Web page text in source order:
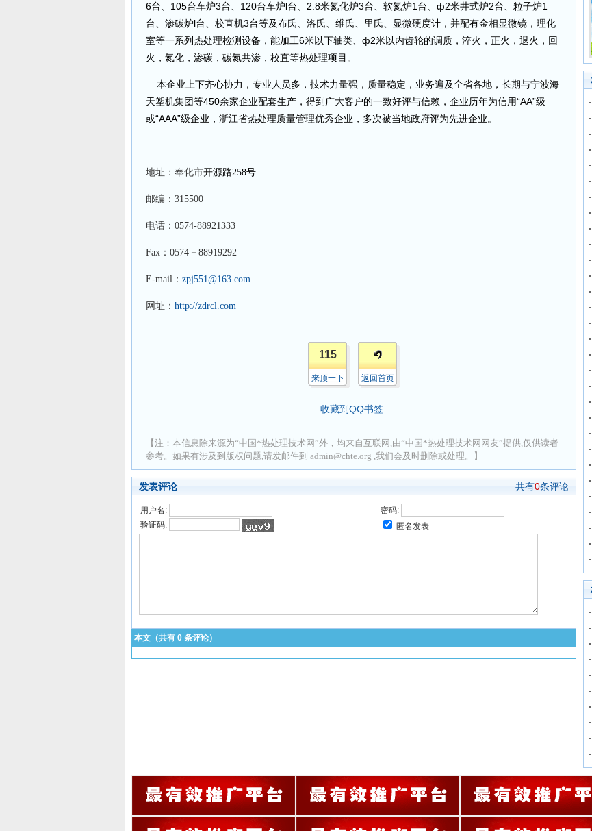
6台、105台车炉3台、120台车炉l台、2.8米氮化炉3台、软氮炉1台、ф2米井式炉2台、粒子炉1
台、渗碳炉l台、校直机3台等及布氏、洛氏、维氏、里氏、显微硬度计，并配有金相显微镜，理化
室等一系列热处理检测设备，能加工6米以下轴类、ф2米以内齿轮的调质，淬火，正火，退火，回
火，氮化，渗碳，碳氮共渗，校直等热处理项目。
本企业上下齐心协力，专业人员多，技术力量强，质量稳定，业务遍及全省各地，长期与宁波海
天塑机集团等450余家企业配套生产，得到广大客户的一致好评与信赖，企业历年为信用“AA”级
或“AAA”级企业，浙江省热处理质量管理优秀企业，多次被当地政府评为先进企业。
地址： 奉化市开源路258号
邮编： 315500
电话： 0574-88921333
Fax：0574－88919292
E-mail： zpj551@163.com
网址： http://zdrcl.com
115
来顶一下 返回首页
收藏到QQ书签
【注：本信息除来源为“中国*热处理技术网”外，均来自互联网,由“中国*热处理技术网网友”提供,仅供读者
参考。如果有涉及到版权问题,请发邮件到 admin@chte.org ,我们会及时删除或处理。】
发表评论 共有0条评论
用户名:
密码:
验证码:
匿名发表
本文（共有 0 条评论）